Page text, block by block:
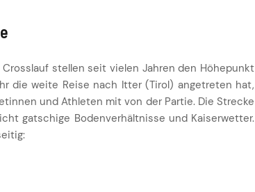
stellen seit vielen Jahren den Höhepunkt
die weite Reise nach Itter (Tirol) angetreten hat,
und Athleten mit von der Partie. Die Strecke
gatschige Bodenverhältnisse und Kaiserwetter.